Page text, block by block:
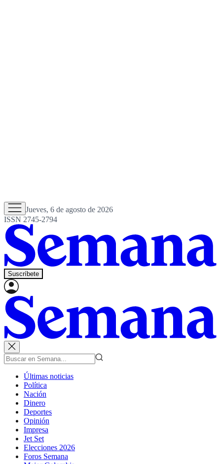
Jueves, 6 de agosto de 2026
ISSN 2745-2794
Suscríbete
Últimas noticias
Política
Nación
Dinero
Deportes
Opinión
Impresa
Jet Set
Elecciones 2026
Foros Semana